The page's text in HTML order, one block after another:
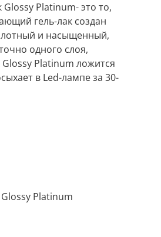
Platinum- это то,
гель-лак создан
и насыщенный,
одного слоя,
Platinum ложится
в Led-лампе за 30-
Glossy Platinum